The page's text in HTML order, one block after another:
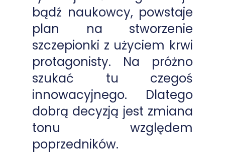
bądź naukowcy, powstaje
plan na stworzenie
szczepionki z użyciem krwi
protagonisty. Na próżno
szukać tu czegoś
innowacyjnego. Dlatego
dobrą decyzją jest zmiana
tonu względem
poprzedników.